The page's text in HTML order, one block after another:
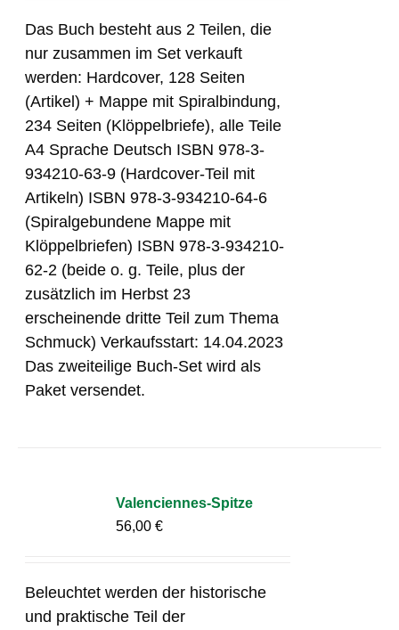
Das Buch besteht aus 2 Teilen, die
nur zusammen im Set verkauft
werden: Hardcover, 128 Seiten
(Artikel) + Mappe mit Spiralbindung,
234 Seiten (Klöppelbriefe), alle Teile
A4 Sprache Deutsch ISBN 978-3-
934210-63-9 (Hardcover-Teil mit
Artikeln) ISBN 978-3-934210-64-6
(Spiralgebundene Mappe mit
Klöppelbriefen) ISBN 978-3-934210-
62-2 (beide o. g. Teile, plus der
zusätzlich im Herbst 23
erscheinende dritte Teil zum Thema
Schmuck) Verkaufsstart: 14.04.2023
Das zweiteilige Buch-Set wird als
Paket versendet.
Valenciennes-Spitze
56,00€
Beleuchtet werden der historische
und praktische Teil der